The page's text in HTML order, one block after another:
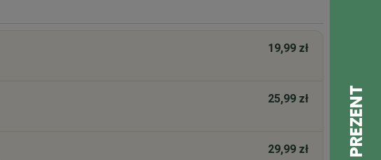
19,99 zł
25,99 zł
29,99 zł